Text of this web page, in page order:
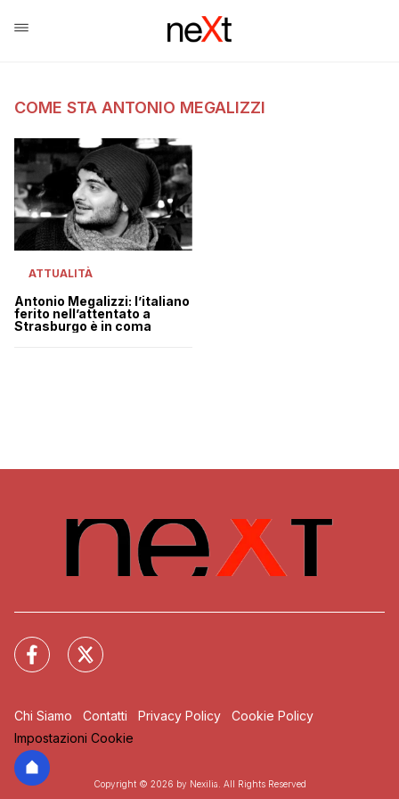
COME STA ANTONIO MEGALIZZI
ATTUALITÀ
Antonio Megalizzi: l’italiano
ferito nell’attentato a
Strasburgo è in coma
Chi Siamo Contatti Privacy Policy
Cookie Policy
Impostazioni Cookie
Copyright © 2026 by Nexilia. All Rights Reserved